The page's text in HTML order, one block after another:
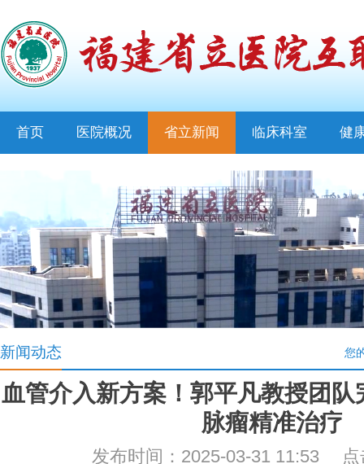
首页 医院概况 省立新闻 临床科室 健
新闻动态 您
血管介入新方案！郭平凡教授团
脉瘤精准治疗
发布时间：2025-03-31 11:53 点